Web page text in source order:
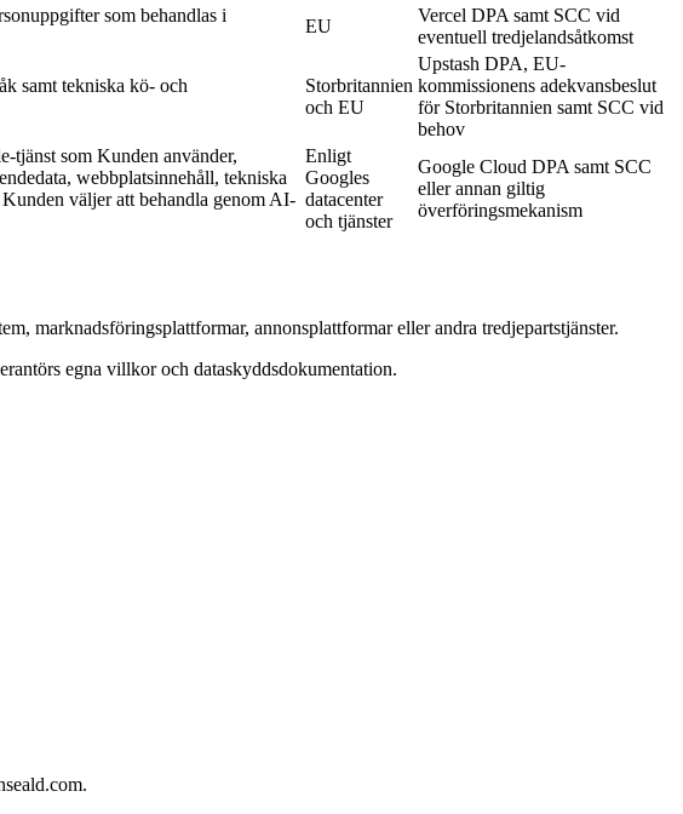
som behandlas i
EU
Vercel DPA samt SCC vid
eventuell tredjelandsåtkomst
samt tekniska kö- och
Storbritannien
och EU
Upstash DPA, EU-
kommissionens adekvansbeslut
för Storbritannien samt SCC vid
behov
tjänst som Kunden använder,
webbplatsinnehåll, tekniska
väljer att behandla genom AI-
Enligt
Googles
datacenter
och tjänster
Google Cloud DPA samt SCC
eller annan giltig
överföringsmekanism
marknadsföringsplattformar, annonsplattformar eller andra tredjepartstjänster.
egna villkor och dataskyddsdokumentation.